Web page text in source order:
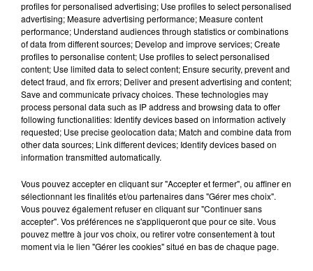
TITRES DIFFUSÉS
17h06
17h06
TAME IMPALA & JENNIE
Dracula
17h03
17h03
JAMES ARTHUR
Impossible
17h00
17h00 16h56
16h56
profiles for personalised advertising; Use profiles to select personalised
advertising; Measure advertising performance; Measure content
performance; Understand audiences through statistics or combinations
of data from different sources; Develop and improve services; Create
profiles to personalise content; Use profiles to select personalised
content; Use limited data to select content; Ensure security, prevent and
detect fraud, and fix errors; Deliver and present advertising and content;
Save and communicate privacy choices. These technologies may
process personal data such as IP address and browsing data to offer
following functionalities: Identify devices based on information actively
requested; Use precise geolocation data; Match and combine data from
other data sources; Link different devices; Identify devices based on
information transmitted automatically.
Vous pouvez accepter en cliquant sur "Accepter et fermer", ou affiner en
sélectionnant les finalités et/ou partenaires dans "Gérer mes choix".
Vous pouvez également refuser en cliquant sur "Continuer sans
accepter". Vos préférences ne s'appliqueront que pour ce site. Vous
pouvez mettre à jour vos choix, ou retirer votre consentement à tout
moment via le lien "Gérer les cookies" situé en bas de chaque page.